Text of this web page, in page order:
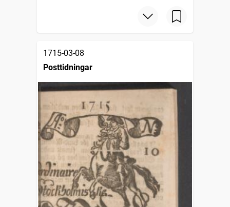
1715-03-08
Posttidningar